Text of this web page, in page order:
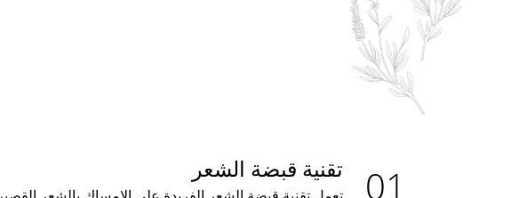
تقنية قبضة الشعر